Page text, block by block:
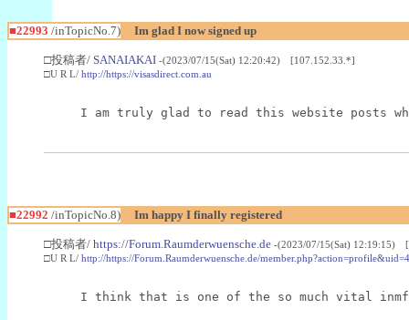
■22993 /inTopicNo.7) Im glad I now signed up
□投稿者/ SANAIAKAI -(2023/07/15(Sat) 12:20:42) [107.152.33.*]
□U R L/ http://https://visasdirect.com.au
I am truly glad to read this website posts
■22992 /inTopicNo.8) Im happy I finally registered
□投稿者/ https://Forum.Raumderwuensche.de -(2023/07/15(Sat) 12:19:15)
□U R L/ http://https://Forum.Raumderwuensche.de/
I think that is one of the so much vital